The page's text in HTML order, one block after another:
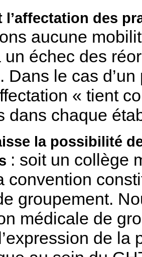
l’affectation des
aucune
un échec des
Dans le cas
« tient
dans chaque
la possibilité
: soit un collège
convention
groupement.
médicale de
de la